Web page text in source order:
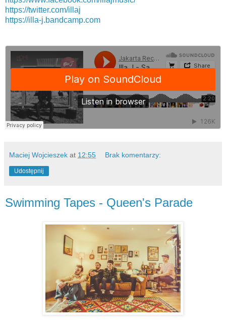
https://twitter.com/illaj
https://illa-j.bandcamp.com
Maciej Wojcieszek at 12:55 Brak komentarzy:
Udostępnij
Swimming Tapes - Queen's Parade